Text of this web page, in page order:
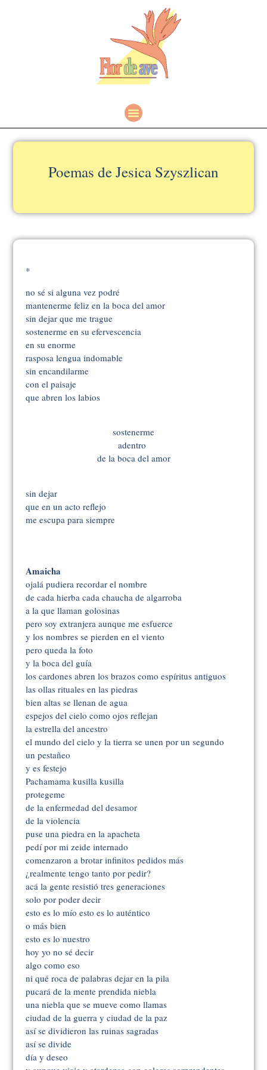
Poemas de Jesica Szyszlican
*
no sé si alguna vez podré
mantenerme feliz en la boca del amor
sin dejar que me trague
sostenerme en su efervescencia
en su enorme
rasposa lengua indomable
sin encandilarme
con el paisaje
que abren los labios
sostenerme
adentro
de la boca del amor
sin dejar
que en un acto reflejo
me escupa para siempre
Amaicha
ojalá pudiera recordar el nombre
de cada hierba cada chaucha de algarroba
a la que llaman golosinas
pero soy extranjera aunque me esfuerce
y los nombres se pierden en el viento
pero queda la foto
y la boca del guía
los cardones abren los brazos como espíritus antiguos
las ollas rituales en las piedras
bien altas se llenan de agua
espejos del cielo como ojos reflejan
la estrella del ancestro
el mundo del cielo y la tierra se unen por un segundo
un pestañeo
y es festejo
Pachamama kusilla kusilla
protegeme
de la enfermedad del desamor
de la violencia
puse una piedra en la apacheta
pedí por mi zeide internado
comenzaron a brotar infinitos pedidos más
¿realmente tengo tanto por pedir?
acá la gente resistió tres generaciones
solo por poder decir
esto es lo mío esto es lo auténtico
o más bien
esto es lo nuestro
hoy yo no sé decir
algo como eso
ni qué roca de palabras dejar en la pila
pucará de la mente prendida niebla
una niebla que se mueve como llamas
ciudad de la guerra y ciudad de la paz
así se dividieron las ruinas sagradas
así se divide
día y deseo